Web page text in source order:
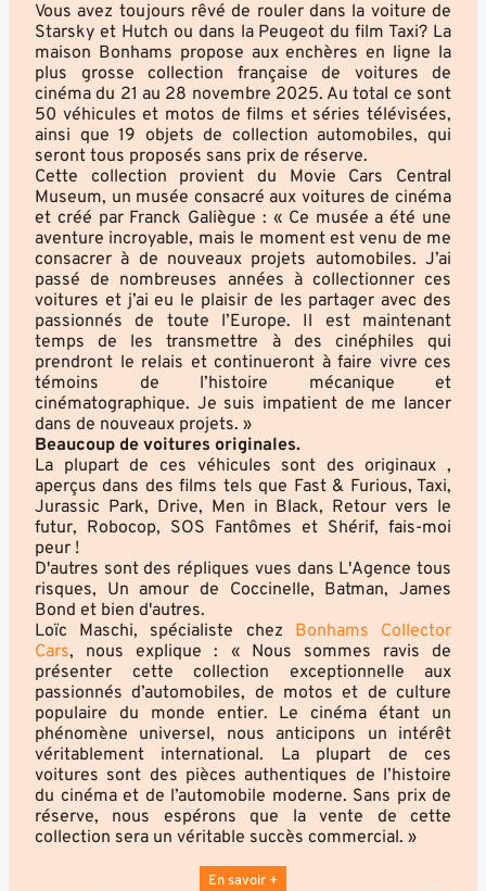
Vous avez toujours rêvé de rouler dans la voiture de
Starsky et Hutch ou dans la Peugeot du film Taxi? La
maison Bonhams propose aux enchères en ligne la
plus grosse collection française de voitures de
cinéma du 21 au 28 novembre 2025. Au total ce sont
50 véhicules et motos de films et séries télévisées,
ainsi que 19 objets de collection automobiles, qui
seront tous proposés sans prix de réserve.
Cette collection provient du Movie Cars Central
Museum, un musée consacré aux voitures de cinéma
et créé par Franck Galiègue : « Ce musée a été une
aventure incroyable, mais le moment est venu de me
consacrer à de nouveaux projets automobiles. J’ai
passé de nombreuses années à collectionner ces
voitures et j’ai eu le plaisir de les partager avec des
passionnés de toute l’Europe. Il est maintenant
temps de les transmettre à des cinéphiles qui
prendront le relais et continueront à faire vivre ces
témoins de l’histoire mécanique et
cinématographique. Je suis impatient de me lancer
dans de nouveaux projets. »
Beaucoup de voitures originales.
La plupart de ces véhicules sont des originaux ,
aperçus dans des films tels que Fast & Furious, Taxi,
Jurassic Park, Drive, Men in Black, Retour vers le
futur, Robocop, SOS Fantômes et Shérif, fais-moi
peur !
D'autres sont des répliques vues dans L'Agence tous
risques, Un amour de Coccinelle, Batman, James
Bond et bien d'autres.
Loïc Maschi, spécialiste chez Bonhams Collector
Cars, nous explique : « Nous sommes ravis de
présenter cette collection exceptionnelle aux
passionnés d’automobiles, de motos et de culture
populaire du monde entier. Le cinéma étant un
phénomène universel, nous anticipons un intérêt
véritablement international. La plupart de ces
voitures sont des pièces authentiques de l’histoire
du cinéma et de l’automobile moderne. Sans prix de
réserve, nous espérons que la vente de cette
collection sera un véritable succès commercial. »
En savoir +